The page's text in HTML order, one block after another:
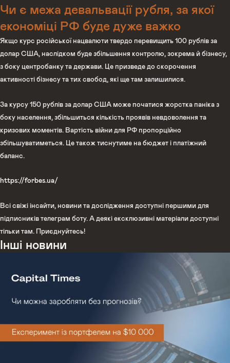
Чи є межа девальвації рубля, за якої
економіці РФ буде дуже важко
Якщо курс російської нацвалюти твердо перевищить 100 рублів за
долар США, наслідком буде збільшення контролю, зокрема й бізнесу,
з боку центробанку та держави. Це призведе до скорочення
активності бізнесу та тих свобод, які ще там залишилися.
За курсу 150 рублів за долар США може початися жорстка паніка з
боку населення, збільшиться кількість проявів невдоволення та
кризових моментів. Вартість війни для РФ пропорційно
збільшуватиметься. Це також тиснутиме на бюджет і платіжний
баланс.
https://forbes.ua/
Всі свіжі інсайти, новини та дослідження доступні першими для
підписників телеграм боту. А деякі ексклюзивні матеріали доступні
тільки там. Приєднуйтесь!
Інші новини